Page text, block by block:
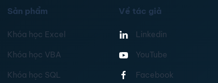
Sản phẩm
Khóa học Excel
Khóa học VBA
Khóa học SQL
Về tác giả
Linkedin
YouTube
Facebook